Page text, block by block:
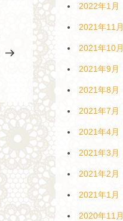
2022年1月
2021年11月
2021年10月
2021年9月
2021年8月
2021年7月
2021年4月
2021年3月
2021年2月
2021年1月
2020年11月